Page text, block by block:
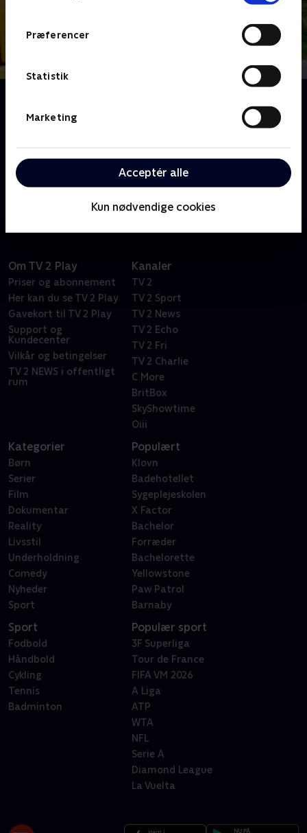
Præferencer
Statistik
Marketing
Acceptér alle
Kun nødvendige cookies
Christian Degn kan endnu ikke klare tilværelsen på
landet, vurderer far Jens og de lokale venner. For at
tilbage til rødderne i Råby og omegn. Med hjælp fra
familie og venner kaster Christian sig over mere af
Om TV 2 Play
Priser og abonnement
Her kan du se TV 2 Play
Gavekort til TV 2 Play
Support og
Kundecenter
Vilkår og betingelser
TV 2 NEWS i offentligt
rum
Kanaler
TV 2
TV 2 Sport
TV 2 News
TV 2 Echo
TV 2 Fri
TV 2 Charlie
C More
BritBox
SkyShowtime
Oiii
Kategorier
Børn
Serier
Film
Dokumentar
Reality
Livsstil
Underholdning
Comedy
Nyheder
Sport
Populært
Klovn
Badehotellet
Sygeplejeskolen
X Factor
Bachelor
Forræder
Bachelorette
Yellowstone
Paw Patrol
Barnaby
Sport
Fodbold
Håndbold
Cykling
Tennis
Badminton
Populær sport
3F Superliga
Tour de France
FIFA VM 2026
A Liga
ATP
WTA
NFL
Serie A
Diamond League
La Vuelta